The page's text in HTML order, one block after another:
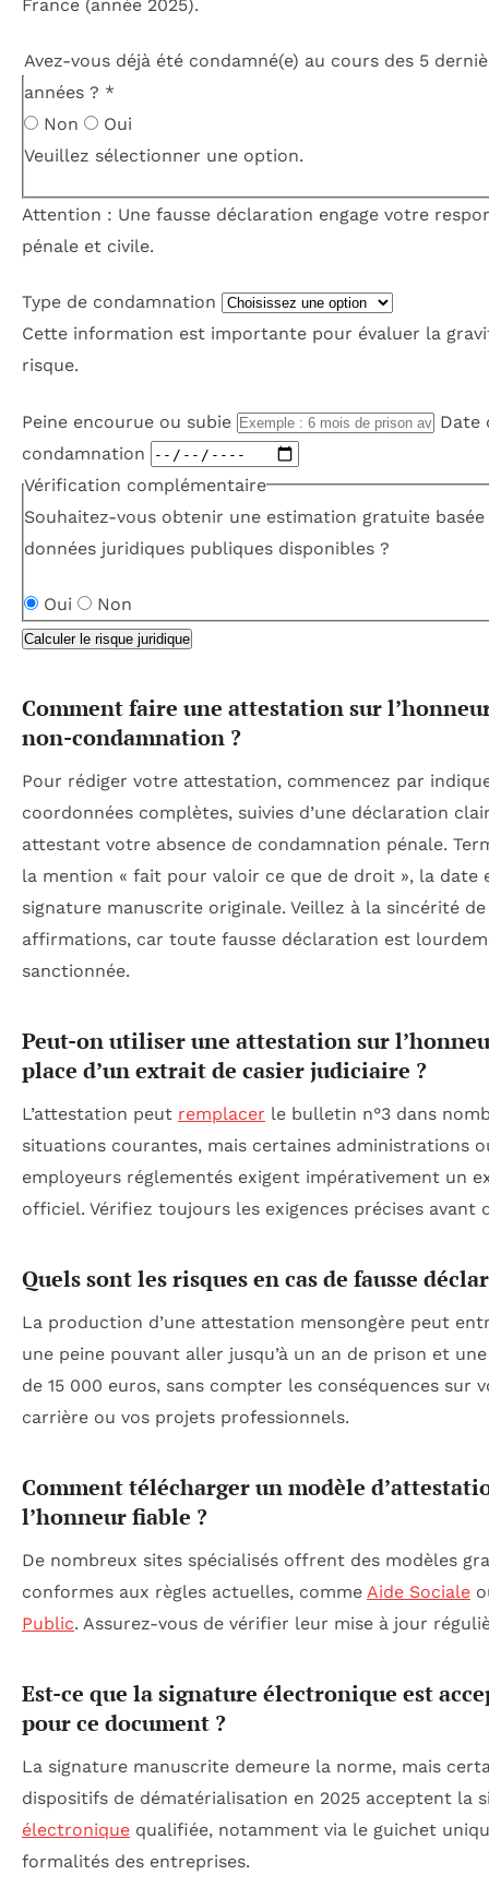
France (année 2025).
Avez-vous déjà été condamné(e) au cours des 5
années ? *
Non
Oui
Veuillez sélectionner une option.
Attention : Une fausse déclaration engage votre
pénale et civile.
Type de condamnation
Cette information est importante pour évaluer la
risque.
Peine encourue ou subie
Date
condamnation
Vérification complémentaire
Souhaitez-vous obtenir une estimation gratuite basée
données juridiques publiques disponibles ?
Oui Non
Calculer le risque juridique
Comment faire une attestation sur
non-condamnation ?
Pour rédiger votre attestation, commencez par
coordonnées complètes, suivies d’une déclaration
attestant votre absence de condamnation pénale.
la mention « fait pour valoir ce que de droit », la date
signature manuscrite originale. Veillez à la sincérité de
affirmations, car toute fausse déclaration est
sanctionnée.
Peut-on utiliser une attestation sur
place d’un extrait de casier judiciaire ?
L’attestation peut remplacer le bulletin n°3 dans
situations courantes, mais certaines administrations
employeurs réglementés exigent impérativement un
officiel. Vérifiez toujours les exigences précises avant
Quels sont les risques en cas de fausse
La production d’une attestation mensongère peut
une peine pouvant aller jusqu’à un an de prison et
de 15 000 euros, sans compter les conséquences sur
carrière ou vos projets professionnels.
Comment télécharger un modèle
l’honneur fiable ?
De nombreux sites spécialisés offrent des modèles
conformes aux règles actuelles, comme Aide Sociale
Public. Assurez-vous de vérifier leur mise à jour
Est-ce que la signature électronique est
pour ce document ?
La signature manuscrite demeure la norme, mais
dispositifs de dématérialisation en 2025 acceptent la
électronique qualifiée, notamment via le guichet
formalités des entreprises.